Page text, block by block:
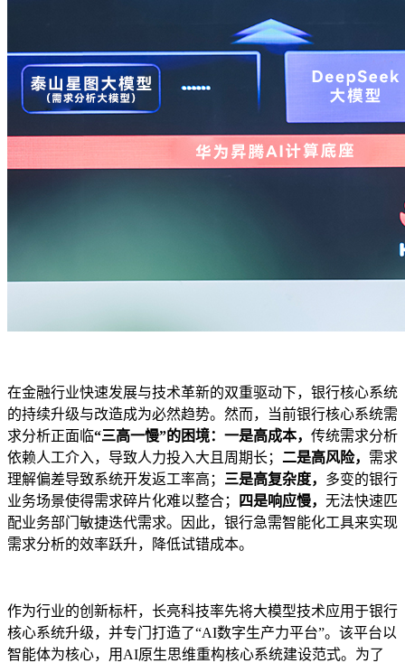
在金融行业快速发展与技术革新的双重驱动下，银行核心系统
的持续升级与改造成为必然趋势。然而，当前银行核心系统需
求分析正面临“三高一慢”的困境：一是高成本， 传统需求分析
依赖人工介入，导致人力投入大且周期长； 二是高风险， 需求
理解偏差导致系统开发返工率高； 三是高复杂度， 多变的银行
业务场景使得需求碎片化难以整合；
四是响应慢， 无法快速匹
配业务部门敏捷迭代需求。因此，银行急需智能化工具来实现
需求分析的效率跃升，降低试错成本。
作为行业的创新标杆，长亮科技率先将大模型技术应用于银行
核心系统升级，并专门打造了“AI数字生产力平台”。该平台以
智能体为核心，用AI原生思维重构核心系统建设范式。为了